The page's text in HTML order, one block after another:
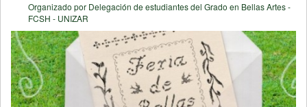
Organizado por Delegación de estudiantes del Grado en Bellas Artes -
FCSH - UNIZAR